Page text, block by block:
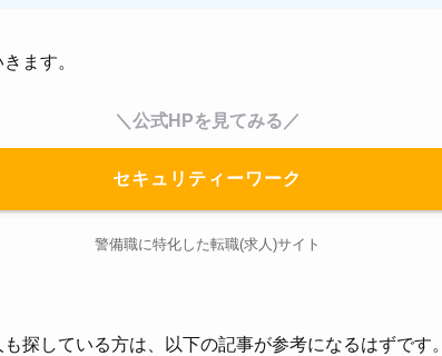
ます。
＼公式HPを見てみる／
セキュリティーワーク
警備職に特化した転職(求人)サイト
探している方は、以下の記事が参考になるはずです。